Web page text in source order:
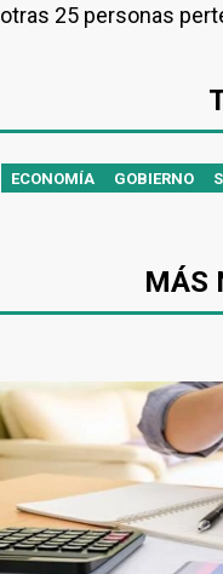
otras 25 personas
ECONOMÍA GOBIERNO
MÁS